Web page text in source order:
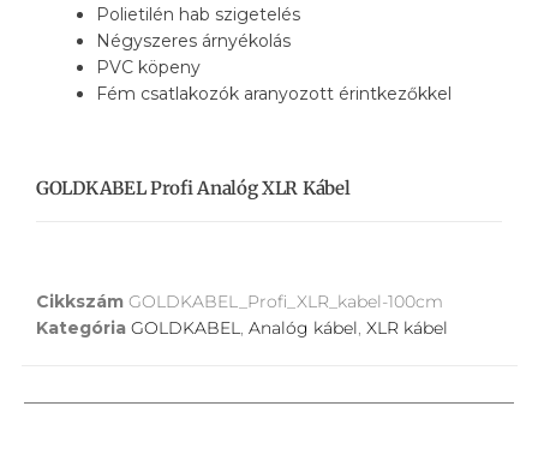
Polietilén hab szigetelés
Négyszeres árnyékolás
PVC köpeny
Fém csatlakozók aranyozott érintkezőkkel
GOLDKABEL Profi Analóg XLR Kábel
Cikkszám GOLDKABEL_Profi_XLR_kabel-100cm
Kategória GOLDKABEL, Analóg kábel, XLR kábel